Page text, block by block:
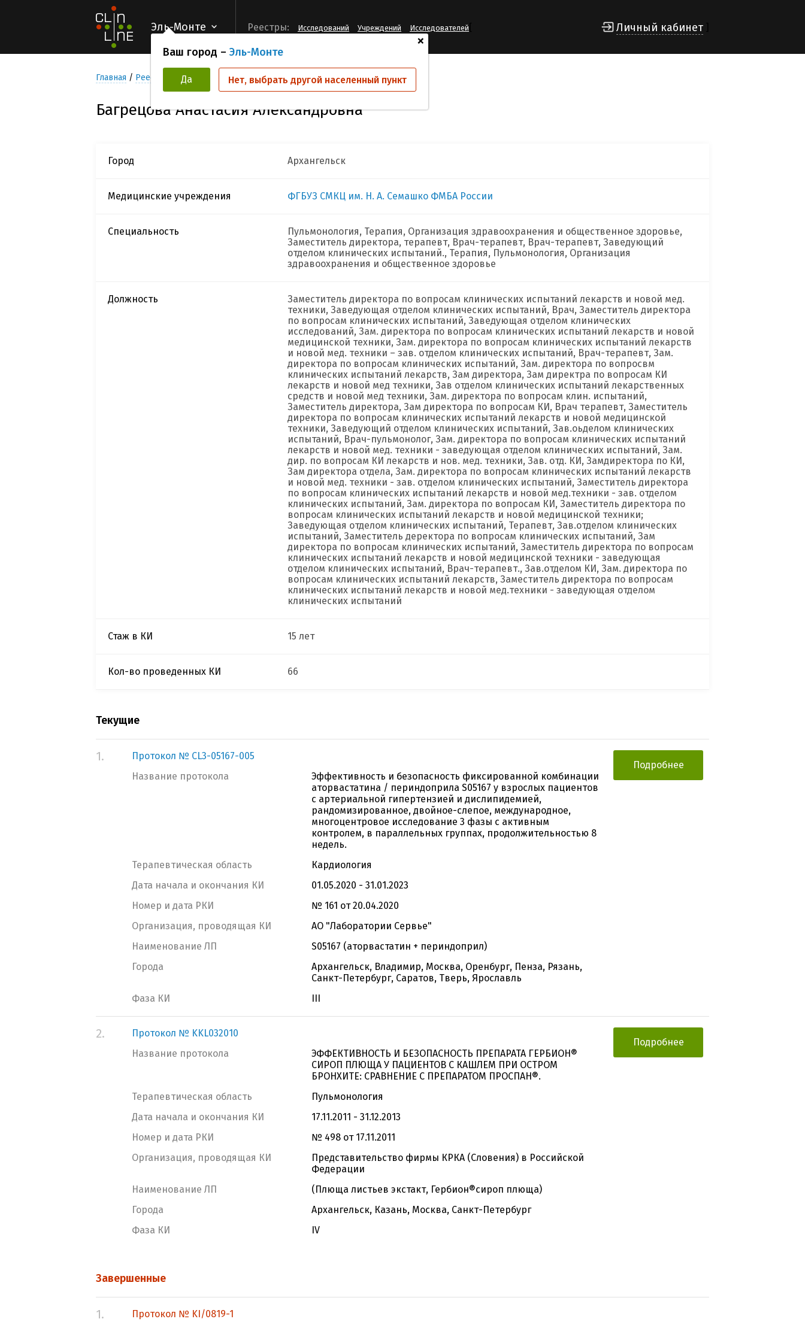
Эль-Монте
+
Ваш город – Эль-Монте
Да Нет, выбрать другой населенный пункт
Реестры: Исследований Учреждений Исследователей Личный кабинет
Главная Реестр Исследователей Багрецова Анастасия Александровна
Багрецова Анастасия Александровна
Город Архангельск
Медицинские учреждения ФГБУЗ СМКЦ им. Н. А. Семашко ФМБА России
Специальность
Пульмонология, Терапия, Организация здравоохранения и общественное здоровье,
Заместитель директора, терапевт, Врач-терапевт, Врач-терапевт, Заведующий
отделом клинических испытаний., Терапия, Пульмонология, Организация
здравоохранения и общественное здоровье
Должность
Заместитель директора по вопросам клинических испытаний лекарств и новой мед.
техники, Заведующая отделом клинических испытаний, Врач, Заместитель директора
по вопросам клинических испытаний, Заведующая отделом клинических
исследований, Зaм. директора пo вопросам клинических испытаний лекарств и новой
медицинской техники, Зам. директора по вопросам клинических испытаний лекарств
и новой мед. техники – зав. отделом клинических испытаний, Врач-терапевт, Зам.
директора по вопросам клинических испытаний, Зам. директора по вопросвм
клинических испытаний лекарств, Зам директора, Зам директра по вопросам КИ
лекарств и новой мед техники, Зав отделом клинических испытаний лекарственных
средств и новой мед техники, Зам. директора по вопросам клин. испытаний,
Заместитель директора, Зам директора по вопросам КИ, Врач терапевт, Заместитель
директора по вопросам клинических испытаний лекарств и новой медицинской
техники, Заведующий отделом клинических испытаний, Зав.оьделом клинических
испытаний, Врач-пульмонолог, Зам. директора по вопросам клинических испытаний
лекарств и новой мед. техники - заведующая отделом клинических испытаний, Зам.
дир. по вопросам КИ лекарств и нов. мед. техники, Зав. отд. КИ, Замдиректора по КИ,
Зам директора отдела, Зам. директора по вопросам клинических испытаний лекарств
и новой мед. техники - зав. отделом клинических испытаний, Заместитель директора
по вопросам клинических испытаний лекарств и новой мед.техники - зав. отделом
клинических испытаний, Зам. директора по вопросам КИ, Заместитель директора по
вопросам клинических испытаний лекарств и новой медицинской техники;
Заведующая отделом клинических испытаний, Терапевт, Зав.отделом клинических
испытаний, Заместитель деректора по вопросам клинических испытаний, Зам
директора по вопросам клинических испытаний, Заместитель директора по вопросам
клинических испытаний лекарств и новой медицинской техники - заведующая
отделом клинических испытаний, Врач-терапевт., Зав.отделом КИ, Зам. директора по
вопросам клинических испытаний лекарств, Заместитель директора по вопросам
клинических испытаний лекарств и новой мед.техники - заведующая отделом
клинических испытаний
Стаж в КИ 15 лет
Кол-во проведенных КИ 66
Текущие
1.
Протокол № CL3-05167-005
Название протокола
Эффективность и безопасность фиксированной комбинации
аторвастатина / периндоприла S05167 у взрослых пациентов
с артериальной гипертензией и дислипидемией,
рандомизированное, двойное-слепое, международное,
многоцентровое исследование 3 фазы с активным
контролем, в параллельных группах, продолжительностью 8
недель.
Терапевтическая область
Кардиология
Дата начала и окончания КИ
01.05.2020 - 31.01.2023
Номер и дата РКИ
№ 161 от 20.04.2020
Организация, проводящая КИ
АО "Лаборатории Сервье"
Наименование ЛП
S05167 (аторвастатин + периндоприл)
Города
Архангельск, Владимир, Москва, Оренбург, Пенза, Рязань,
Санкт-Петербург, Саратов, Тверь, Ярославль
Фаза КИ
III
Подробнее
2.
Протокол № KKL032010
Название протокола
ЭФФЕКТИВНОСТЬ И БЕЗОПАСНОСТЬ ПРЕПАРАТА ГЕРБИОН®
СИРОП ПЛЮЩА У ПАЦИЕНТОВ С КАШЛЕМ ПРИ ОСТРОМ
БРОНХИТЕ: СРАВНЕНИЕ С ПРЕПАРАТОМ ПРОСПАН®.
Терапевтическая область
Пульмонология
Дата начала и окончания КИ
17.11.2011 - 31.12.2013
Номер и дата РКИ
№ 498 от 17.11.2011
Организация, проводящая КИ
Представительство фирмы КРКА (Словения) в Российской
Федерации
Наименование ЛП
(Плюща листьев экстакт, Гербион®сироп плюща)
Города
Архангельск, Казань, Москва, Санкт-Петербург
Фаза КИ
IV
Подробнее
Завершенные
1.
Протокол № KI/0819-1